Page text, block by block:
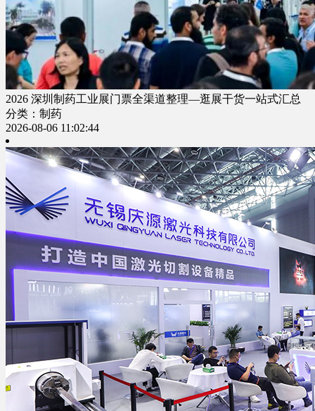
2026 深圳制药工业展门票全渠道整理—逛展干货一站式汇总
分类：制药
2026-08-06 11:02:44